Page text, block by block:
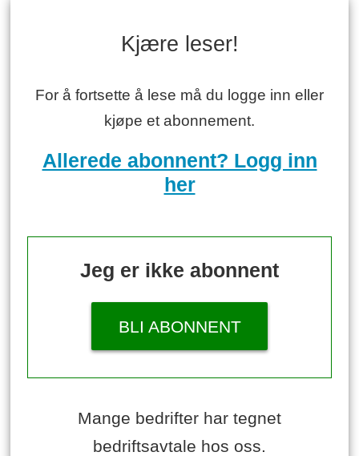
Kjære leser!
For å fortsette å lese må du logge inn eller
kjøpe et abonnement.
Allerede abonnent? Logg inn
her
Jeg er ikke abonnent
BLI ABONNENT
Mange bedrifter har tegnet
bedriftsavtale hos oss.